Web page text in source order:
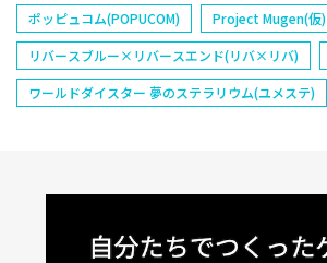
ポッピュコム(POPUCOM)
Project Mugen(仮)
リバースブルー×リバースエンド(リバ×リバ)
ワールドダイスター 夢のステラリウム(ユメステ)